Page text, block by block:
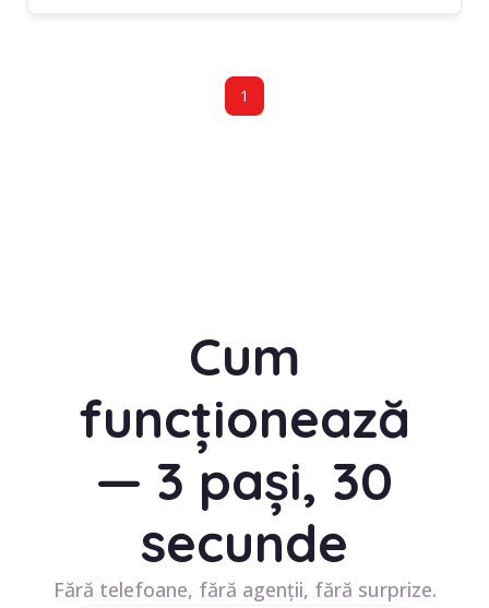
1
Cum
funcționează
— 3 pași, 30
secunde
Fără telefoane, fără agenții, fără surprize.